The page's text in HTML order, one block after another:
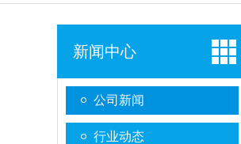
新闻中心
公司新闻
行业动态